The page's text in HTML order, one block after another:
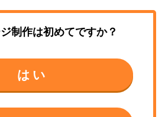
制作は初めてですか？
はい